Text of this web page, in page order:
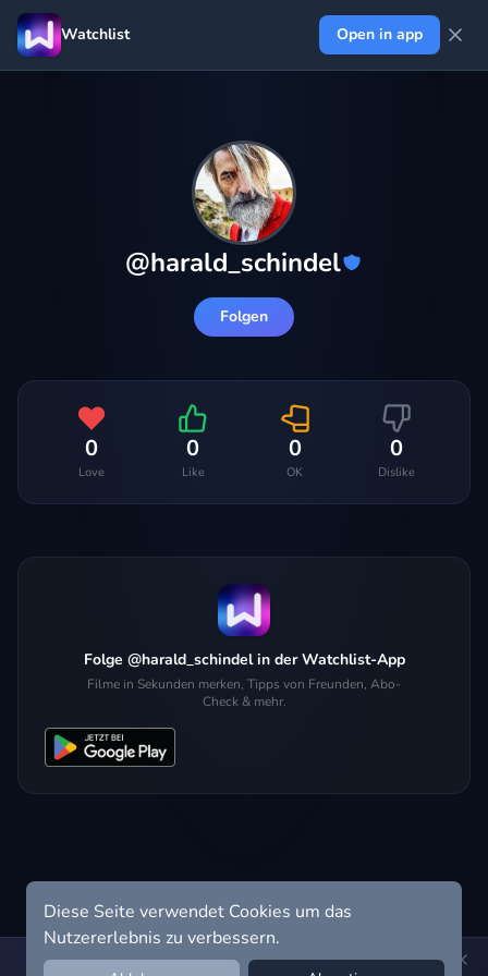
Watchlist Open in app
@harald_schindel
Folgen
0
Love
0
Like
0
OK
0
Dislike
Folge @harald_schindel in der Watchlist-App
Filme in Sekunden merken, Tipps von Freunden, Abo-
Check & mehr.
Hol dir die Watchlist-App:Filme in Sekunden merken, Tipps von
Diese Seite verwendet Cookies um das
Nutzererlebnis zu verbessern.